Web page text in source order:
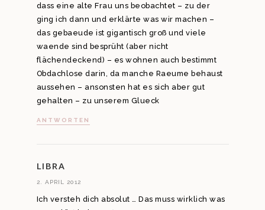
dass eine alte Frau uns beobachtet – zu der
ging ich dann und erklärte was wir machen –
das gebaeude ist gigantisch groß und viele
waende sind besprüht (aber nicht
flächendeckend) – es wohnen auch bestimmt
Obdachlose darin, da manche Raeume behaust
aussehen – ansonsten hat es sich aber gut
gehalten – zu unserem Glueck
ANTWORTEN
LIBRA
2. APRIL 2012
Ich versteh dich absolut … Das muss wirklich was